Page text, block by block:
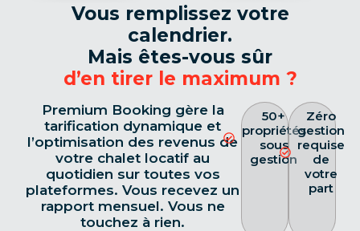
Vous remplissez votre
calendrier.
Mais êtes-vous sûr
d’en tirer le maximum ?
Premium Booking gère la
tarification dynamique et
l’optimisation des revenus de
votre chalet locatif au
quotidien sur toutes vos
plateformes. Vous recevez un
rapport mensuel. Vous ne
touchez à rien.
50+
propriétés
sous
gestion
Zéro
gestion
requise
de
votre
part